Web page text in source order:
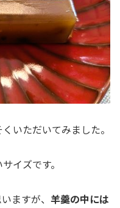
いただいてみました。
イズです。
ますが、 羊羹の中には